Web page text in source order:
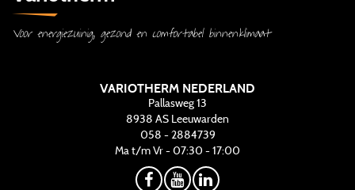
Voor energiezuinig, gezond en comfortabel binnenklimaat
VARIOTHERM NEDERLAND
Pallasweg 13
8938 AS Leeuwarden
058 - 2884739
Ma t/m Vr - 07:30 - 17:00